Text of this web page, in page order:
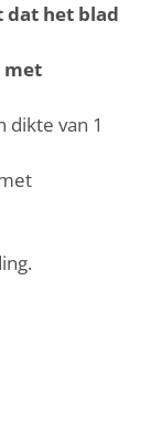
het blad
met
dikte van 1